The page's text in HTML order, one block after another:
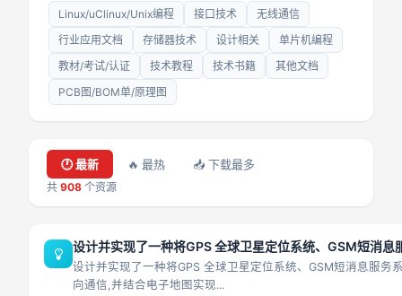
Linux/uClinux/Unix编程 接口技术
无线通信
行业应用文档
存储器技术 设计相关
单片机编程
教材/考试/认证
技术教程 技术书籍
其他文档
PCB图/BOM单/原理图
🕐 最新 🔥 最热 📥 下载最多
共 908 个资源
设计并实现了一种将GPS 全球卫星定位系统、GSM短消
设计并实现了一种将GPS 全球卫星定位系统、GSM短消息服
向通信,并结合电子地图实现...